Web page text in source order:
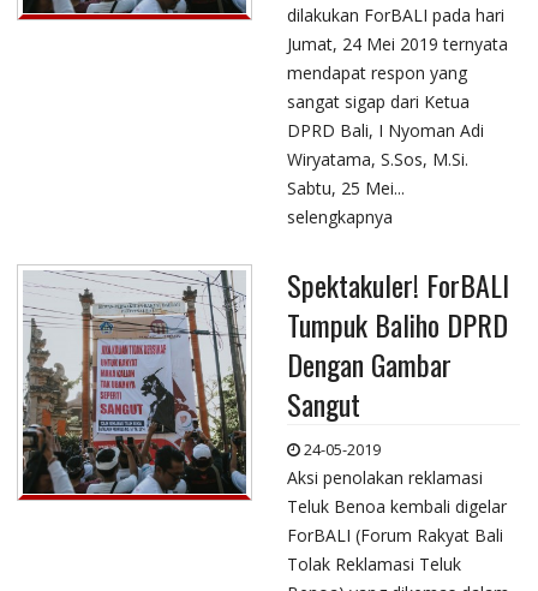
dilakukan ForBALI pada hari
Jumat, 24 Mei 2019 ternyata
mendapat respon yang
sangat sigap dari Ketua
DPRD Bali, I Nyoman Adi
Wiryatama, S.Sos, M.Si.
Sabtu, 25 Mei...
selengkapnya
Spektakuler! ForBALI
Tumpuk Baliho DPRD
Dengan Gambar
Sangut
24-05-2019
Aksi penolakan reklamasi
Teluk Benoa kembali digelar
ForBALI (Forum Rakyat Bali
Tolak Reklamasi Teluk